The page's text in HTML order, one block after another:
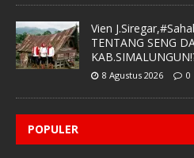
Vien
TENTANG SENG
8 Agustus 2026 0
POPULER